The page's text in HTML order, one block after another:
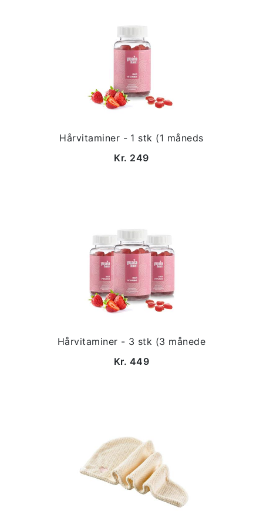
Hårvitaminer - 1 stk (1 måneds
Kr. 249
Hårvitaminer - 3 stk (3 månede
Kr. 449